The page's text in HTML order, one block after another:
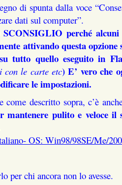
di spunta dalla voce
dati sul computer”.
SCONSIGLIO perché
attivando questa opzione
tutto quello eseguito in
con le carte etc) E’ vero che
le impostazioni.
descritto sopra, c’è
mantenere pulito e veloce il
OS: Win98/98SE/Me/
per chi ancora non lo avesse.